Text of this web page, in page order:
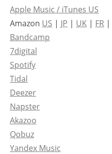
Apple Music / iTunes US
Amazon US | JP | UK | FR |
Bandcamp
7digital
Spotify
Tidal
Deezer
Napster
Akazoo
Qobuz
Yandex Music